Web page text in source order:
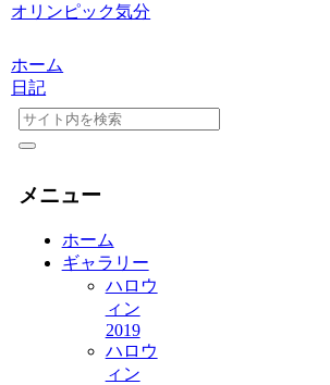
オリンピック気分
ホーム
日記
メニュー
ホーム
ギャラリー
ハロウ
ィン
2019
ハロウ
ィン